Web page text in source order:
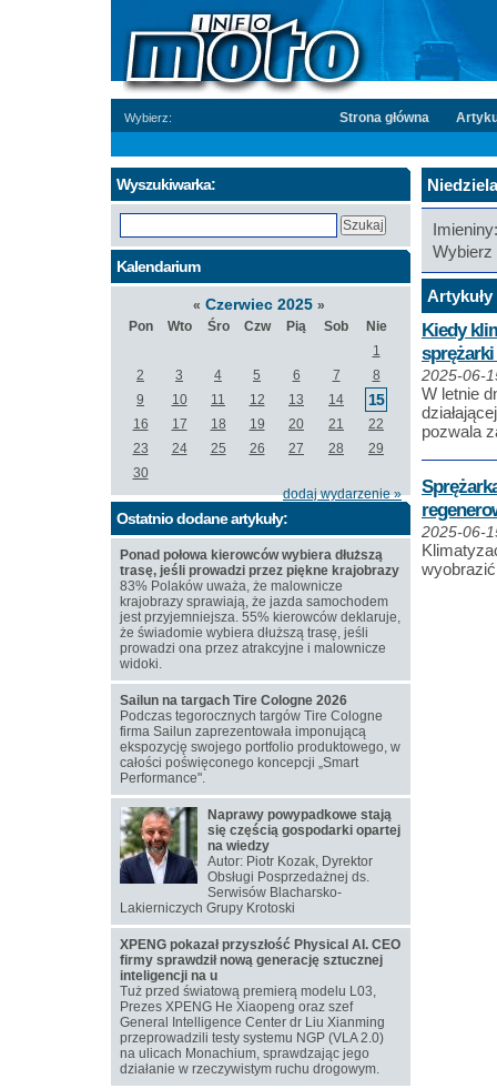
Wybierz: Strona główna
Wybierz
Kiedy
2025-06-
W letnie
pozwala
2025-06-
Wyszukiwarka:
Kalendarium
« Czerwiec 2025 »
Pon
Wto Śro Czw Pią Sob
Nie
1
2
3 4 5 6 7
8
9
10 11 12 13 14 15
16 17 18 19 20 21
22
23
24 25 26 27 28
29
30
dodaj wydarzenie »
Ostatnio dodane artykuły:
Ponad połowa kierowców wybiera dłuższą
trasę, jeśli prowadzi przez piękne krajobrazy
83% Polaków uważa, że malownicze
krajobrazy sprawiają, że jazda samochodem
jest przyjemniejsza. 55% kierowców deklaruje,
że świadomie wybiera dłuższą trasę, jeśli
prowadzi ona przez atrakcyjne i malownicze
widoki.
Sailun na targach Tire Cologne 2026
Podczas tegorocznych targów Tire Cologne
firma Sailun zaprezentowała imponującą
ekspozycję swojego portfolio produktowego, w
całości poświęconego koncepcji „Smart
Performance".
Naprawy powypadkowe stają
się częścią gospodarki opartej
na wiedzy
Autor: Piotr Kozak, Dyrektor
Obsługi Posprzedażnej ds.
Serwisów Blacharsko-
Lakierniczych Grupy Krotoski
XPENG pokazał przyszłość Physical AI. CEO
firmy sprawdził nową generację sztucznej
inteligencji na u
Tuż przed światową premierą modelu L03,
Prezes XPENG He Xiaopeng oraz szef
General Intelligence Center dr Liu Xianming
przeprowadzili testy systemu NGP (VLA 2.0)
na ulicach Monachium, sprawdzając jego
działanie w rzeczywistym ruchu drogowym.